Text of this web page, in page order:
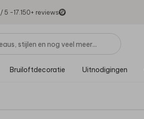
/ 5 -17.150+ reviews
Bruiloftdecoratie Uitnodigingen